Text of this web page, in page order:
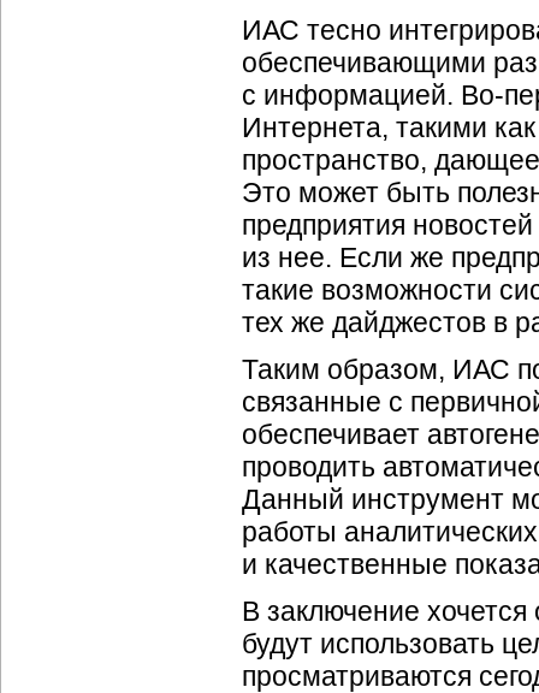
ИАС тесно
обеспечивающими
с информацией. Во-
Интернета, такими
пространство,
Это может быть
предприятия
из нее. Если же
такие возможности
тех же дайджестов в
Таким образом, ИАС
связанные с
обеспечивает
проводить
Данный инструмент
работы
и качественные
В заключение
будут использовать
просматриваются